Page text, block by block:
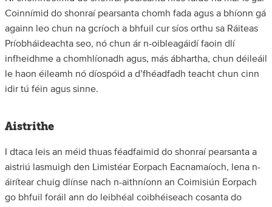
Coinnímid do shonraí pearsanta chomh fada agus a bhíonn gá
againn leo chun na gcríoch a bhfuil cur síos orthu sa Ráiteas
Príobháideachta seo, nó chun ár n-oibleagáidí faoin dlí
infheidhme a chomhlíonadh agus, más ábhartha, chun déileáil
le haon éileamh nó díospóid a d’fhéadfadh teacht chun cinn
idir tú féin agus sinne.
Aistrithe
I dtaca leis an méid thuas féadfaimid do shonraí pearsanta a
aistriú lasmuigh den Limistéar Eorpach Eacnamaíoch, lena n-
áirítear chuig dlínse nach n-aithníonn an Coimisiún Eorpach
go bhfuil foráil ann do leibhéal coibhéiseach cosanta do